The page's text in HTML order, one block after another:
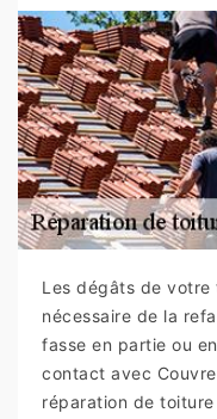
Les dégâts de votre
nécessaire de la
fasse en partie ou
contact avec
réparation de